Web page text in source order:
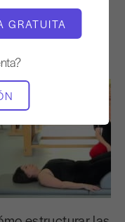
GRATUITA
gustar